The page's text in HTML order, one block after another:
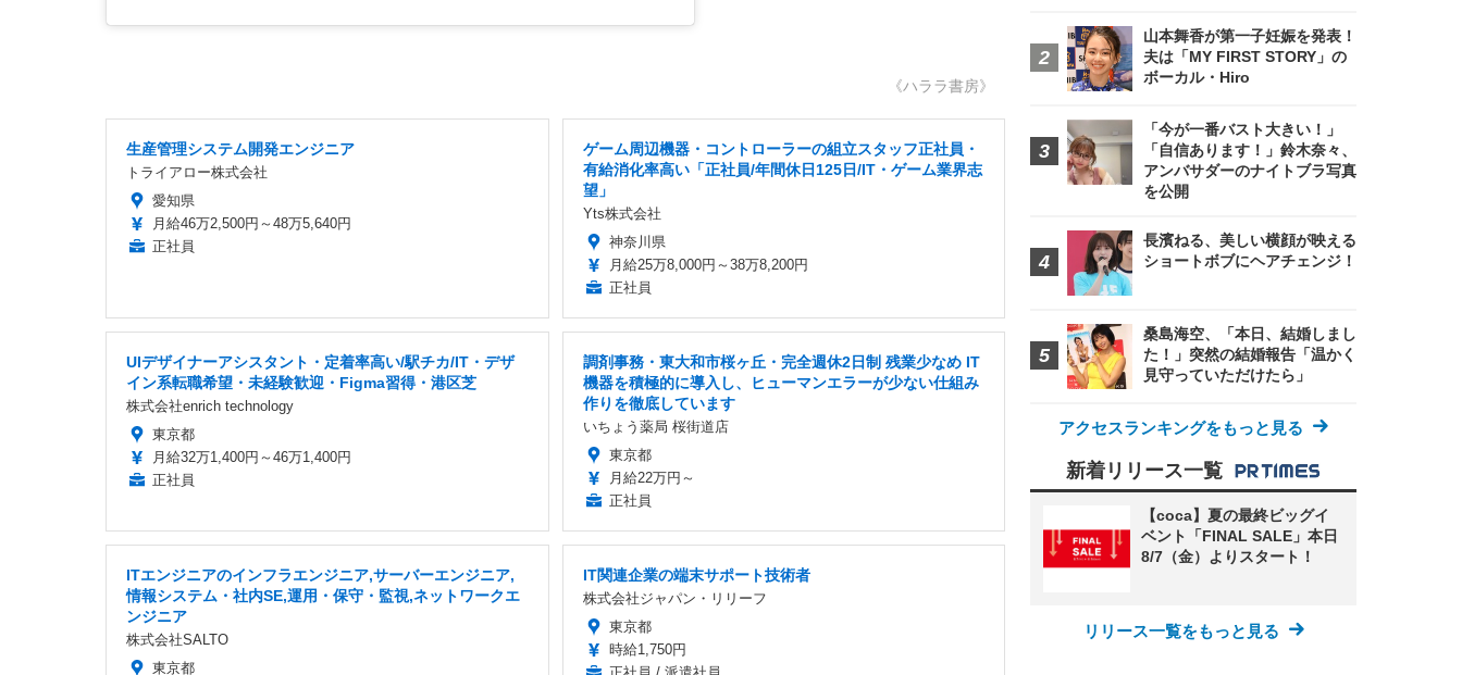
《ハララ書房》
生産管理システム開発エンジニア
トライアロー株式会社
愛知県
月給46万2,500円～48万5,640円
正社員
ゲーム周辺機器・コントローラーの組立スタッフ正社員・
有給消化率高い「正社員/年間休日125日/IT・ゲーム業界志
望」
Yts株式会社
神奈川県
月給25万8,000円～38万8,200円
正社員
UIデザイナーアシスタント・定着率高い/駅チカ/IT・デザ
イン系転職希望・未経験歓迎・Figma習得・港区芝
株式会社enrich technology
東京都
月給32万1,400円～46万1,400円
正社員
調剤事務・東大和市桜ヶ丘・完全週休2日制 残業少なめ IT
機器を積極的に導入し、ヒューマンエラーが少ない仕組み
作りを徹底しています
いちょう薬局 桜街道店
東京都
月給22万円～
正社員
ITエンジニアのインフラエンジニア,サーバーエンジニア,
情報システム・社内SE,運用・保守・監視,ネットワークエ
ンジニア
株式会社SALTO
東京都
IT関連企業の端末サポート技術者
株式会社ジャパン・リリーフ
東京都
時給1,750円
山本舞香が第一子妊娠を発表！
夫は「MY FIRST STORY」の
ボーカル・Hiro
「今が一番バスト大きい！」
「自信あります！」鈴木奈々、
アンバサダーのナイトブラ写真
を公開
長濱ねる、美しい横顔が映える
ショートボブにヘアチェンジ！
桑島海空、「本日、結婚しまし
た！」突然の結婚報告「温かく
見守っていただけたら」
アクセスランキングをもっと見る
新着リリース一覧
【coca】夏の最終ビッグイ
ベント「FINAL SALE」本日
8/7（金）よりスタート！
リリース一覧をもっと見る